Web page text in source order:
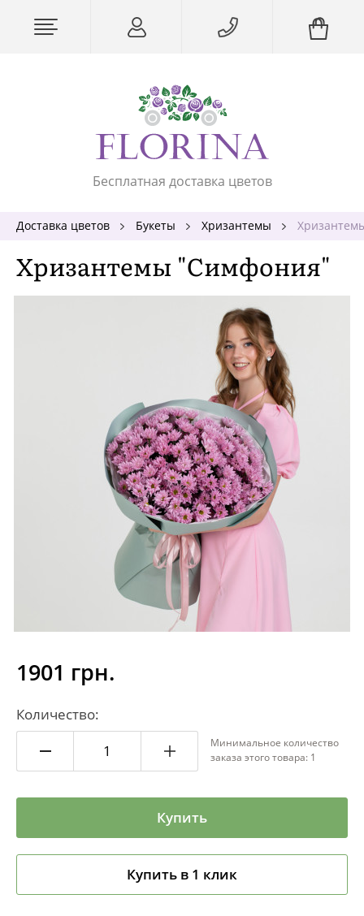
Бесплатная доставка цветов
Доставка цветов Букеты Хризантемы
Хризантемы "Симфония"
1901 грн.
Количество:
Минимальное количество
заказа этого товара: 1
Купить
Купить в 1 клик